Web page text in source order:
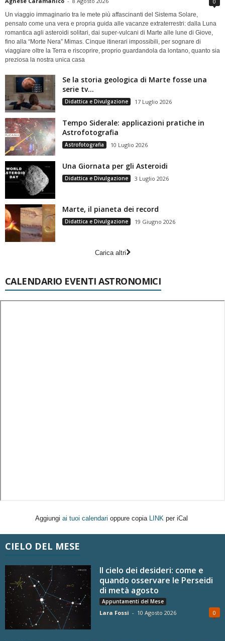
Un viaggio immaginario tra le mete più affascinanti del Sistema Solare,
pensato come una vera e propria guida alle vacanze extraterrestri: dalla Luna
romantica agli asteroidi solitari, dai super-vulcani di Marte alle lune di Giove,
fino alla “Morte Nera” Mimas. Cinque itinerari impossibili, per sognare di
viaggiare oltre la Terra e riscoprire, proprio guardandola da lontano, quanto sia
preziosa la nostra unica casa
Se la storia geologica di Marte fosse una
serie tv…
Didattica e Divulgazione 17 Luglio 2026
Tempo Siderale: applicazioni pratiche in
Astrofotografia
Astrofotografia 10 Luglio 2026
Una Giornata per gli Asteroidi
Didattica e Divulgazione 3 Luglio 2026
Marte, il pianeta dei record
Didattica e Divulgazione 19 Giugno 2026
Carica altri
CALENDARIO EVENTI ASTRONOMICI
Aggiungi ai tuoi calendari oppure copia LINK per iCal
CIELO DEL MESE
Il cielo dei desideri: come e
quando osservare le Perseidi
di metà agosto
Appuntamenti del Mese
Lara Fossi - 10 Agosto 2026 0